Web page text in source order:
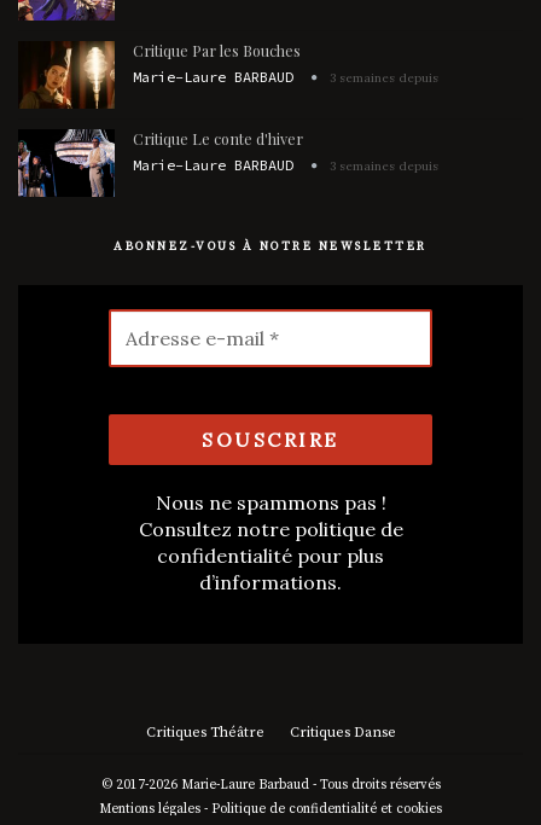
Critique Par les Bouches
Marie-Laure BARBAUD 3 semaines depuis
Critique Le conte d'hiver
Marie-Laure BARBAUD 3 semaines depuis
ABONNEZ-VOUS À NOTRE NEWSLETTER
Nous ne spammons pas !
Consultez notre politique de
confidentialité pour plus
d’informations.
Critiques Théâtre Critiques Danse
© 2017-2026 Marie-Laure Barbaud - Tous droits réservés
Mentions légales - Politique de confidentialité et cookies